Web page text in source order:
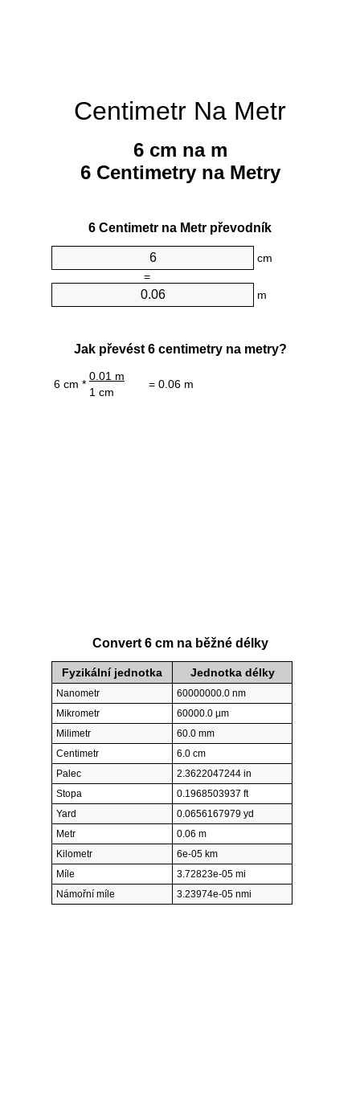
Centimetr Na Metr
6 cm na m
6 Centimetry na Metry
6 Centimetr na Metr převodník
cm
=
m
Jak převést 6 centimetry na metry?
6 cm *
0.01 m
= 0.06 m
1 cm
Convert 6 cm na běžné délky
Fyzikální jednotka Jednotka délky
Nanometr
60000000.0 nm
Mikrometr
60000.0 µm
Milimetr
60.0 mm
Centimetr
6.0 cm
Palec
2.3622047244 in
Stopa
0.1968503937 ft
Yard
0.0656167979 yd
Metr
0.06 m
Kilometr
6e-05 km
Míle
3.72823e-05 mi
Námořní míle
3.23974e-05 nmi